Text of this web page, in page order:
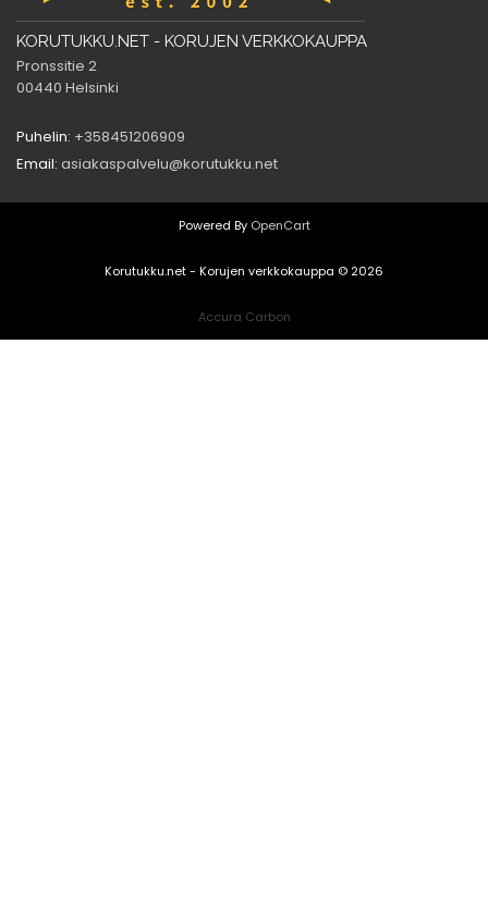
KORUTUKKU.NET - KORUJEN VERKKOKAUPPA
Pronssitie 2
00440 Helsinki
Puhelin: +358451206909
Email: asiakaspalvelu@korutukku.net
Powered By OpenCart
Korutukku.net - Korujen verkkokauppa © 2026
Accura Carbon